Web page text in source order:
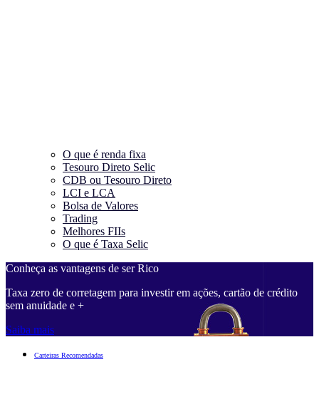
O que é renda fixa
Tesouro Direto Selic
CDB ou Tesouro Direto
LCI e LCA
Bolsa de Valores
Trading
Melhores FIIs
O que é Taxa Selic
Conheça as vantagens de ser Rico
Taxa zero de corretagem para investir em ações, cartão de crédito
sem anuidade e +
Saiba mais
Carteiras Recomendadas